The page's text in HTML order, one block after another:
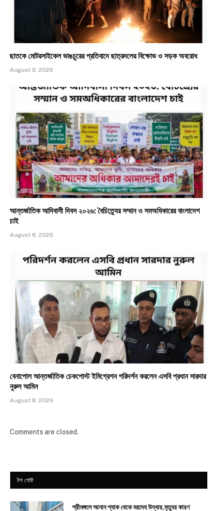
ছাতকে মোটরসাইকেল ভাঙচুরের প্রতিবাদে ছাত্রদলের বিক্ষোভ ও সড়ক অবরোধ
August 9, 2026
আন্তর্জাতিক আদিবাসী দিবস ২০২৬: বৈচিত্র্যের সম্মান ও সমঅধিকারের বাংলাদেশ
চাই
August 8, 2026
বেনাপোল আন্তর্জাতিক চেকপোস্ট ইমিগ্রেশন পরিদর্শন করলেন এসবি প্রধান সারদার
নুরুল আমিন
August 8, 2026
Comments are closed.
টপ পোষ্ট
শ্রীমঙ্গলে আনান প্যাক থেকে মরদেহ উদ্ধার,মৃত্যুর কারণ